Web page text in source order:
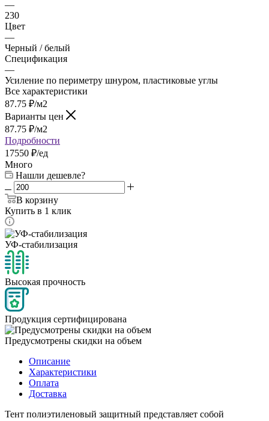
—
230
Цвет
—
Черный / белый
Спецификация
—
Усиление по периметру шнуром, пластиковые углы
Все характеристики
87.75 ₽/м2
Варианты цен
87.75 ₽/м2
Подробности
17550 ₽/ед
Много
Нашли дешевле?
В корзину
Купить в 1 клик
УФ-стабилизация
Высокая прочность
Продукция сертифицирована
Предусмотрены скидки на объем
Описание
Характеристики
Оплата
Доставка
Тент полиэтиленовый защитный представляет собой